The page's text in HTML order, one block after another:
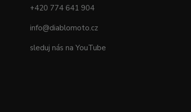
+420 774 641 904
info@diablomoto.cz
sleduj nás na YouTube